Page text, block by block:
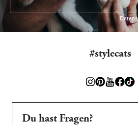
#stylecats
Du hast Fragen?